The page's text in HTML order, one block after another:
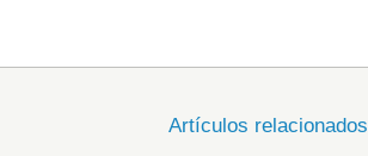
Artículos relacionados